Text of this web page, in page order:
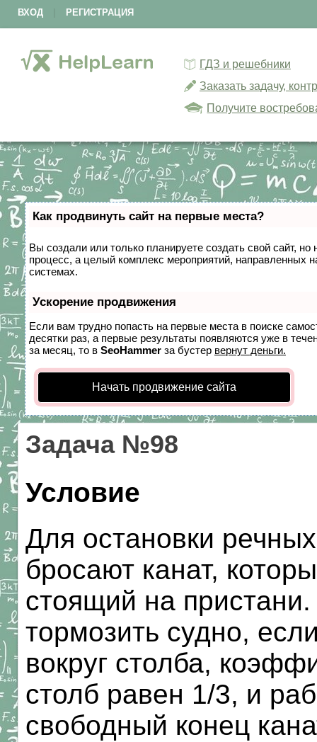
ВХОД РЕГИСТРАЦИЯ
ГДЗ и решебники
Заказать задачу,
Получите
Как продвинуть сайт на первые места?
Вы создали или только планируете создать свой сайт,
процесс, а целый комплекс мероприятий, направленных
системах.
Ускорение продвижения
Если вам трудно попасть на первые места в поиске
десятки раз, а первые результаты появляются уже в
за месяц, то в SeoHammer за бустер вернут деньги.
Начать продвижение сайта
Задача №98
Условие
Для остановки
бросают канат,
стоящий на
тормозить судно,
вокруг столба,
столб равен 1/3, и
свободный конец